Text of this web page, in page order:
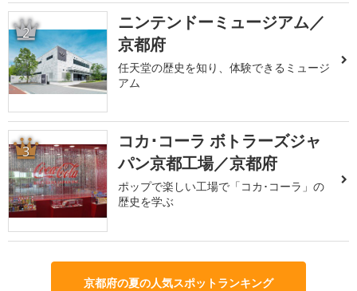
2
ニンテンドーミュージアム／
京都府
任天堂の歴史を知り、体験できるミュージ
アム
3
コカ･コーラ ボトラーズジャ
パン京都工場／京都府
ポップで楽しい工場で「コカ･コーラ」の
歴史を学ぶ
京都府の夏の人気スポットランキング